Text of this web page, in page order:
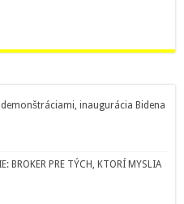
inaugurácia Bidena
BROKER PRE TÝCH, KTORÍ MYSLIA